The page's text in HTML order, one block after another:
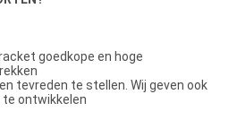
goedkope en hoge
tevreden te stellen. Wij geven ook
te ontwikkelen